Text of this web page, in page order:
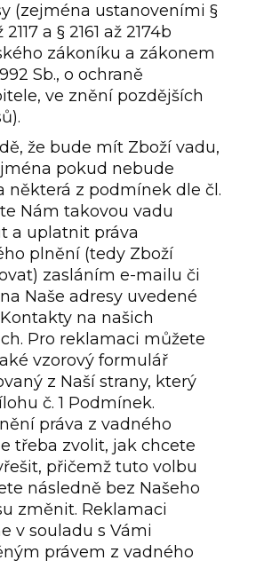
(zejména ustanoveními §
a § 2161 až 2174b
zákoníku a zákonem
Sb., o ochraně
ve znění pozdějších
že bude mít Zboží vadu,
pokud nebude
některá z podmínek dle čl.
Nám takovou vadu
a uplatnit práva
plnění (tedy Zboží
zasláním e-mailu či
Naše adresy uvedené
na našich
Pro reklamaci můžete
vzorový formulář
z Naší strany, který
č. 1 Podmínek.
práva z vadného
třeba zvolit, jak chcete
přičemž tuto volbu
následně bez Našeho
změnit. Reklamaci
v souladu s Vámi
právem z vadného